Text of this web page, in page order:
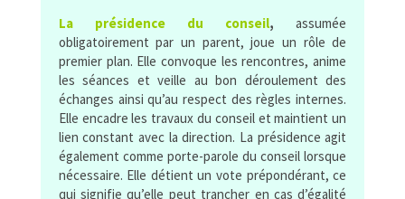
La présidence du conseil,assumée
obligatoirement par un parent, joue un rôle de
premier plan. Elle convoque les rencontres, anime
les séances et veille au bon déroulement des
échanges ainsi qu’au respect des règles internes.
Elle encadre les travaux du conseil et maintient un
lien constant avec la direction. La présidence agit
également comme porte-parole du conseil lorsque
nécessaire. Elle détient un vote prépondérant, ce
qui signifie qu’elle peut trancher en cas d’égalité